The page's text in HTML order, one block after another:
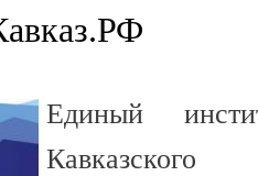
Единый
Кавказского